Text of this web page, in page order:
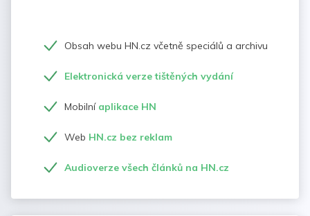
Obsah webu HN.cz včetně speciálů a archivu
Elektronická verze tištěných vydání
Mobilní aplikace HN
Web HN.cz bez reklam
Audioverze všech článků na HN.cz